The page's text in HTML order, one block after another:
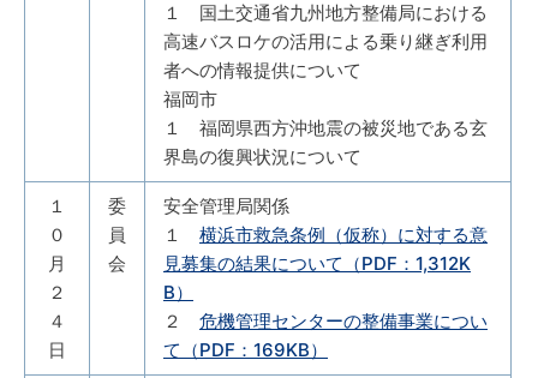
１ 国土交通省九州地方整備局における
高速バスロケの活用による乗り継ぎ利用
者への情報提供について
福岡市
１ 福岡県西方沖地震の被災地である玄
界島の復興状況について
１
０
月
２
４
日
委
員
会
安全管理局関係
１ 横浜市救急条例（仮称）に対する意
見募集の結果について（PDF：1,312K
B）
２ 危機管理センターの整備事業につい
て（PDF：169KB）